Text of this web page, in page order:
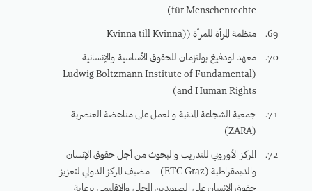
für Menschenrechte)
منظمة المرأة للمرأة ((Kvinna till Kvinna
معهد لودفيغ بولتزمان للحقوق الأساسية والإنسانية
(Ludwig Boltzmann Institute of Fundamental
and Human Rights)
جمعية الشجاعة المدنية والعمل على مناهضة العنصرية
المركز الأوروبي للتدريب والبحوث من أجل حقوق الإنسان
والديمقراطية (ETC Graz) – مضيف المركز الدولي لتعزيز
حقوق الإنسان على الصعيدين المحلي والإقليمي برعاية